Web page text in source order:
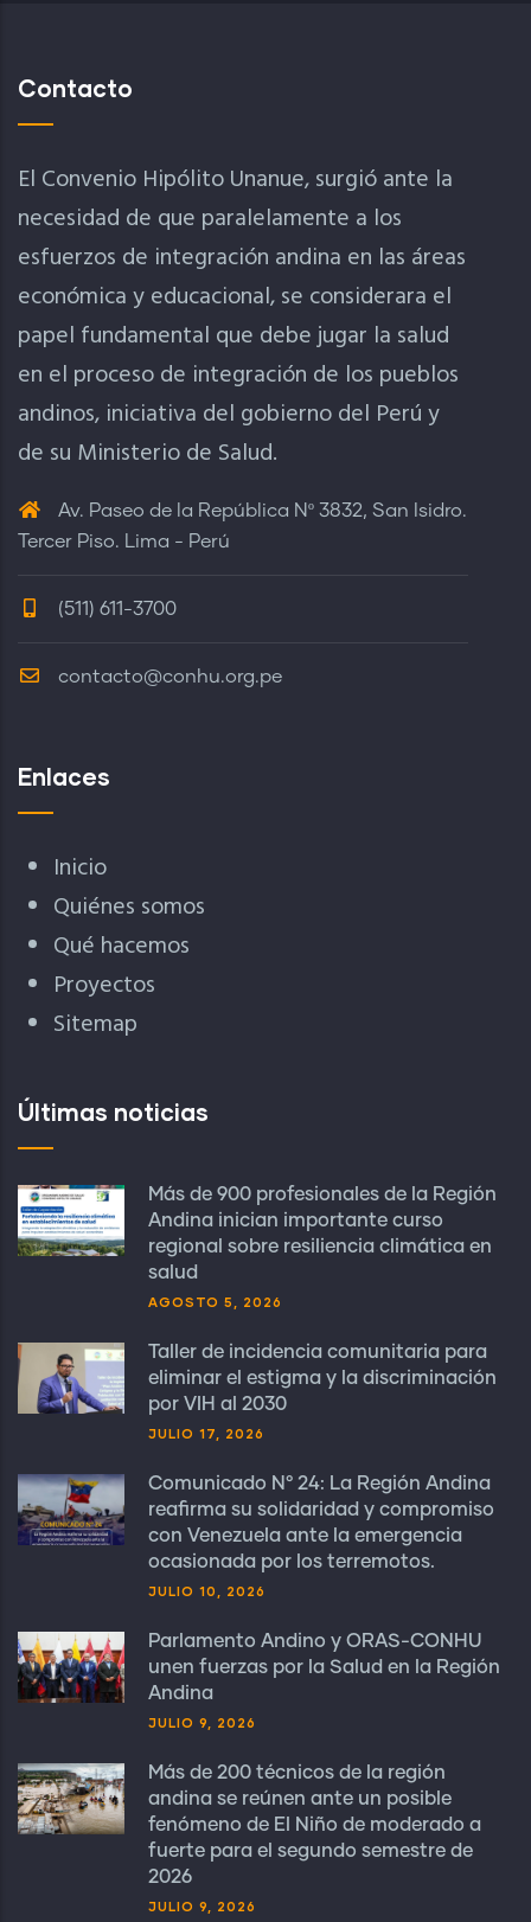
Contacto
El Convenio Hipólito Unanue, surgió ante la
necesidad de que paralelamente a los
esfuerzos de integración andina en las áreas
económica y educacional, se considerara el
papel fundamental que debe jugar la salud
en el proceso de integración de los pueblos
andinos, iniciativa del gobierno del Perú y
de su Ministerio de Salud.
Av. Paseo de la República Nº 3832, San Isidro.
Tercer Piso. Lima - Perú
(511) 611-3700
contacto@conhu.org.pe
Enlaces
Inicio
Quiénes somos
Qué hacemos
Proyectos
Sitemap
Últimas noticias
Más de 900 profesionales de la Región
Andina inician importante curso
regional sobre resiliencia climática en
salud
AGOSTO 5, 2026
Taller de incidencia comunitaria para
eliminar el estigma y la discriminación
por VIH al 2030
JULIO 17, 2026
Comunicado N° 24: La Región Andina
reafirma su solidaridad y compromiso
con Venezuela ante la emergencia
ocasionada por los terremotos.
JULIO 10, 2026
Parlamento Andino y ORAS-CONHU
unen fuerzas por la Salud en la Región
Andina
JULIO 9, 2026
Más de 200 técnicos de la región
andina se reúnen ante un posible
fenómeno de El Niño de moderado a
fuerte para el segundo semestre de
2026
JULIO 9, 2026